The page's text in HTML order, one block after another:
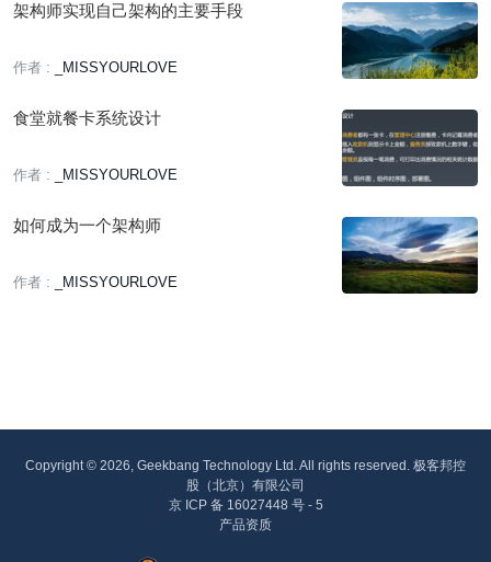
架构师实现自己架构的主要手段
作者 : _MISSYOURLOVE
食堂就餐卡系统设计
作者 : _MISSYOURLOVE
如何成为一个架构师
作者 : _MISSYOURLOVE
Copyright © 2026, Geekbang Technology Ltd. All rights reserved. 极客邦控
股（北京）有限公司
京 ICP 备 16027448 号 - 5
产品资质